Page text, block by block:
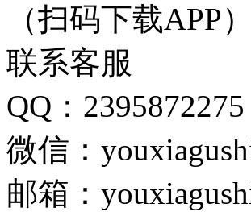
（扫码下载APP）
联系客服
QQ：2395872275
微信：
邮箱：